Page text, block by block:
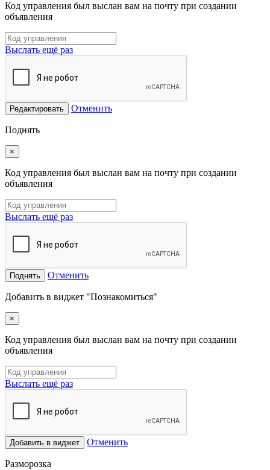
Код управления был выслан вам на почту при создании
объявления
Выслать ещё раз
Редактировать Отменить
Поднять
×
Код управления был выслан вам на почту при создании
объявления
Выслать ещё раз
Поднять Отменить
Добавить в виджет "Познакомиться"
×
Код управления был выслан вам на почту при создании
объявления
Выслать ещё раз
Добавить в виджет Отменить
Разморозка